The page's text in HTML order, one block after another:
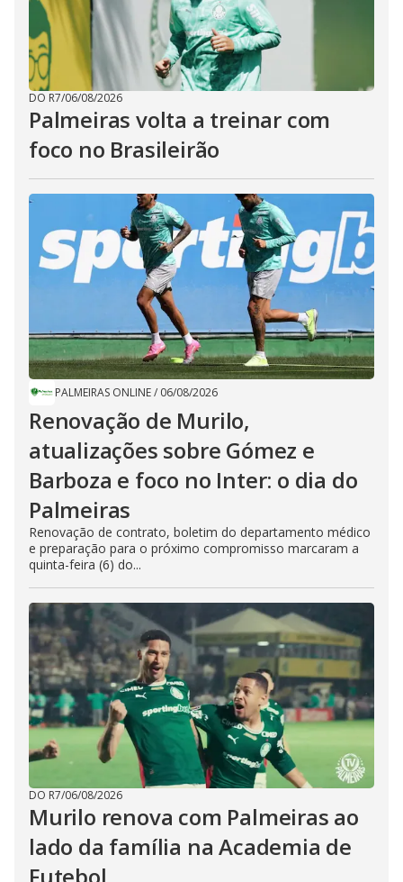
DO R7/06/08/2026
Palmeiras volta a treinar com
foco no Brasileirão
PALMEIRAS ONLINE/ 06/08/2026
Renovação de Murilo,
atualizações sobre Gómez e
Barboza e foco no Inter: o dia do
Palmeiras
Renovação de contrato, boletim do departamento médico
e preparação para o próximo compromisso marcaram a
quinta-feira (6) do...
DO R7/06/08/2026
Murilo renova com Palmeiras ao
lado da família na Academia de
Futebol